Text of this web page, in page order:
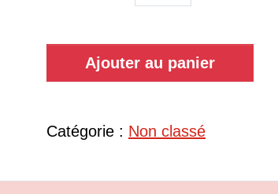
Ajouter au panier
Catégorie : Non classé